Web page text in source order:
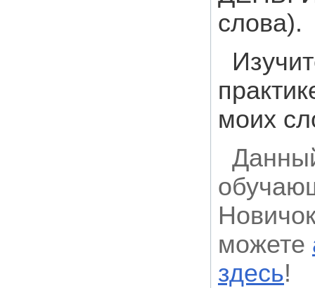
слова).
моих
можете
здесь!